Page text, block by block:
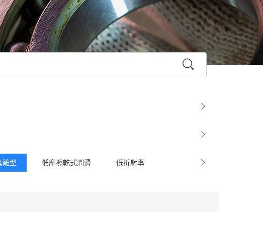
離型 低摩擦乾式潤滑 低折射率